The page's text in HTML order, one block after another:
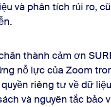
và phân tích rủi ro,
thành cảm ơn
nỗ lực của Zoom
riêng tư về dữ
và nguyên tắc bảo